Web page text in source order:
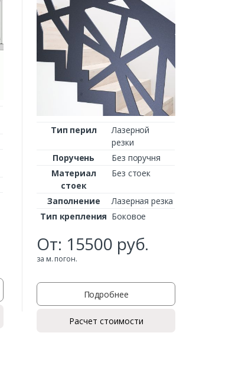
Тип перил
Лазерной
резки
Поручень
Без поручня
Материал
стоек
Без стоек
Заполнение
Лазерная резка
Тип крепления Боковое
От: 15500 руб.
за м. погон.
Подробнее
Расчет стоимости